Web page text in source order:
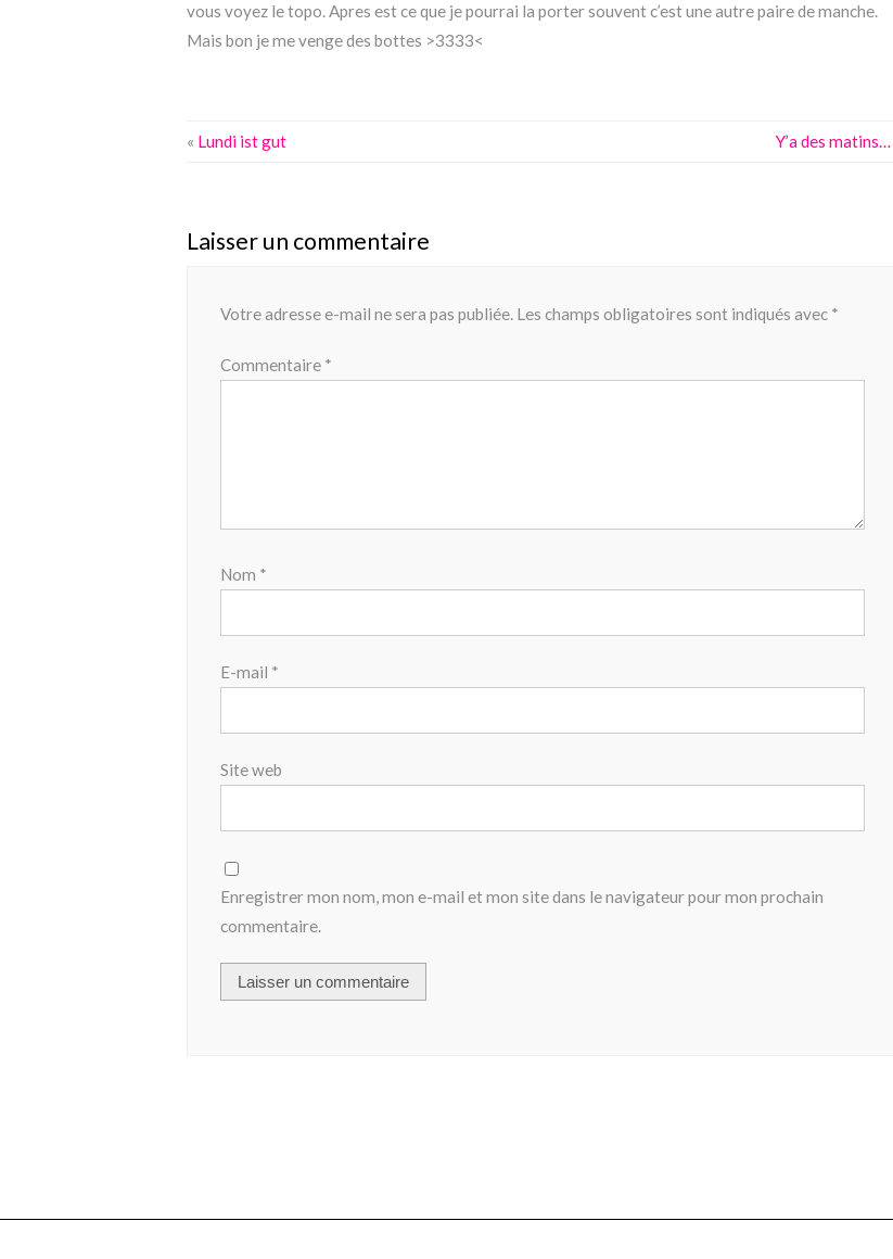
vous voyez le topo. Apres est ce que je pourrai la porter souvent c’est une autre paire de manche.
Mais bon je me venge des bottes >3333<
« Lundi ist gut Y’a des matins…
Laisser un commentaire
Votre adresse e-mail ne sera pas publiée. Les champs obligatoires sont indiqués avec *
Commentaire *
Nom *
E-mail *
Site web
Enregistrer mon nom, mon e-mail et mon site dans le navigateur pour mon prochain
commentaire.